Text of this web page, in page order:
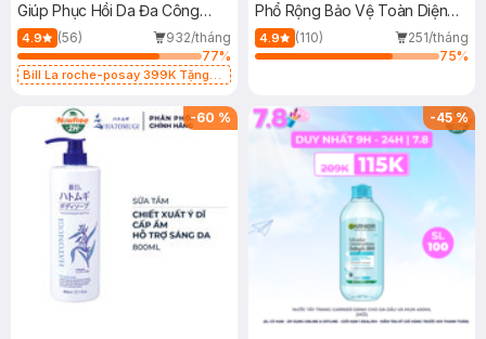
Giúp Phục Hồi Da Đa Công
Dụng 40ml
4.9 (56)
932/tháng
77%
Bill La roche-posay 399K Tặng
(SL có hạn)
Phổ Rộng Bảo Vệ Toàn Diện
40ml
4.9 (110)
251/tháng
75%
-60 % -45%